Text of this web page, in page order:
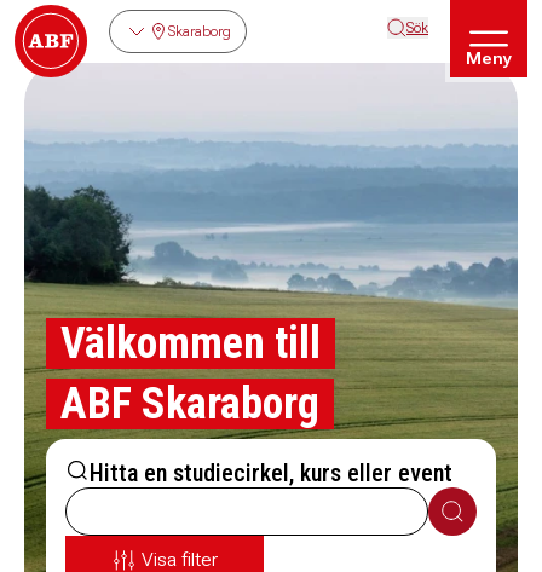
Skaraborg Sök
Meny
Välkommen till
ABF Skaraborg
Hitta en studiecirkel, kurs eller event
Sök
Visa filter